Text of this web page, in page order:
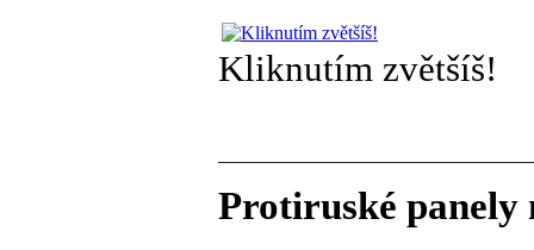
Kliknutím zvětšíš!
Protiruské panely